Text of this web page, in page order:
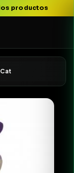
productos